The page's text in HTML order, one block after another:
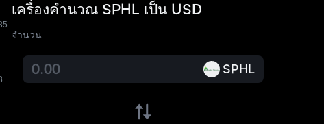
เครื่องคำนวณ SPHL เป็น USD
จำนวน
SPHL